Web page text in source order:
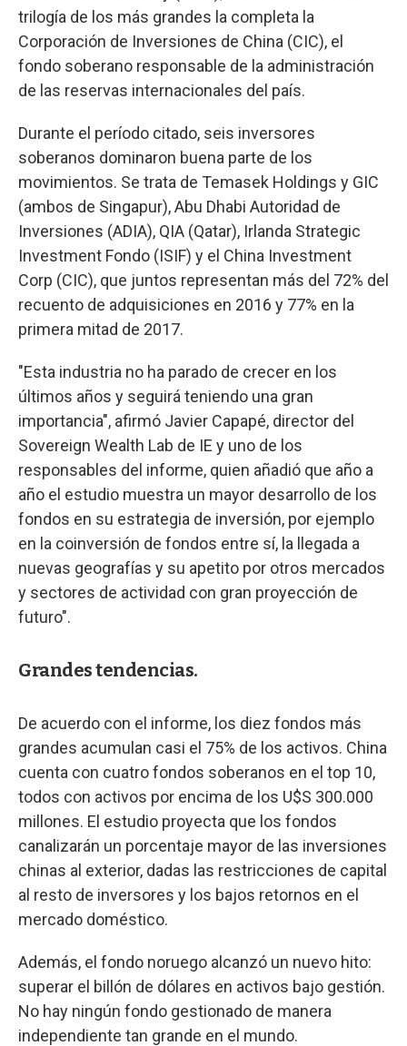
trilogía de los más grandes la completa la
Corporación de Inversiones de China (CIC), el
fondo soberano responsable de la administración
de las reservas internacionales del país.
Durante el período citado, seis inversores
soberanos dominaron buena parte de los
movimientos. Se trata de Temasek Holdings y GIC
(ambos de Singapur), Abu Dhabi Autoridad de
Inversiones (ADIA), QIA (Qatar), Irlanda Strategic
Investment Fondo (ISIF) y el China Investment
Corp (CIC), que juntos representan más del 72% del
recuento de adquisiciones en 2016 y 77% en la
primera mitad de 2017.
"Esta industria no ha parado de crecer en los
últimos años y seguirá teniendo una gran
importancia", afirmó Javier Capapé, director del
Sovereign Wealth Lab de IE y uno de los
responsables del informe, quien añadió que año a
año el estudio muestra un mayor desarrollo de los
fondos en su estrategia de inversión, por ejemplo
en la coinversión de fondos entre sí, la llegada a
nuevas geografías y su apetito por otros mercados
y sectores de actividad con gran proyección de
futuro".
Grandes tendencias.
De acuerdo con el informe, los diez fondos más
grandes acumulan casi el 75% de los activos. China
cuenta con cuatro fondos soberanos en el top 10,
todos con activos por encima de los U$S 300.000
millones. El estudio proyecta que los fondos
canalizarán un porcentaje mayor de las inversiones
chinas al exterior, dadas las restricciones de capital
al resto de inversores y los bajos retornos en el
mercado doméstico.
Además, el fondo noruego alcanzó un nuevo hito:
superar el billón de dólares en activos bajo gestión.
No hay ningún fondo gestionado de manera
independiente tan grande en el mundo.